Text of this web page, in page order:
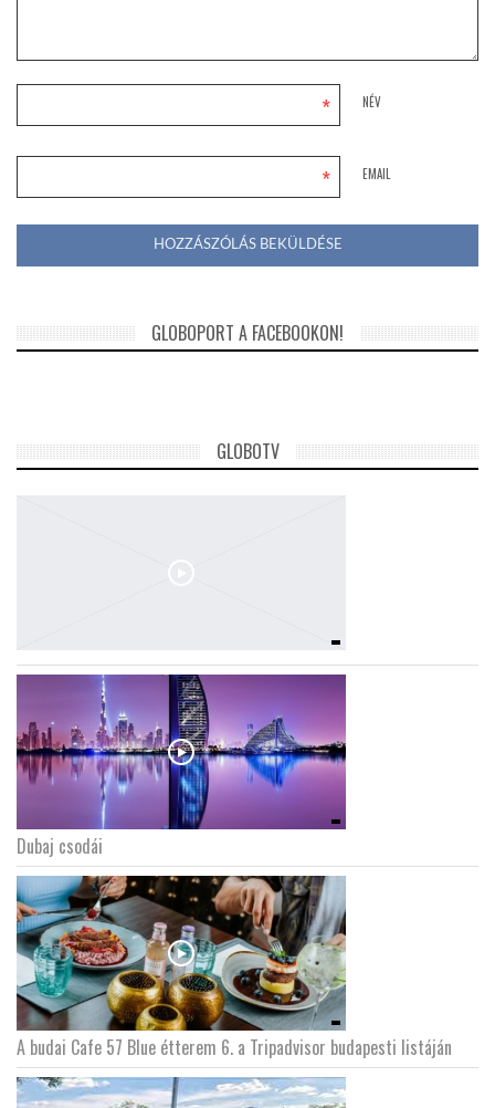
NÉV
*
EMAIL
*
GLOBOPORT A FACEBOOKON!
GLOBOTV
Dubaj csodái
A budai Cafe 57 Blue étterem 6. a Tripadvisor budapesti listáján